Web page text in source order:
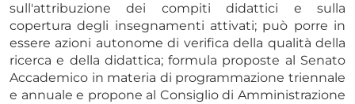
sull'attribuzione dei compiti didattici e sulla
copertura degli insegnamenti attivati; può porre in
essere azioni autonome di verifica della qualità della
ricerca e della didattica; formula proposte al Senato
Accademico in materia di programmazione triennale
e annuale e propone al Consiglio di Amministrazione